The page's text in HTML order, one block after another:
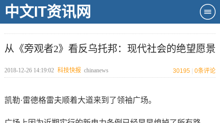
中文IT资讯网
从《旁观者2》看反乌托邦：现代社会的绝望愿景
2018-12-26 14:19:02 科技快报 chinanews 30195 0条评论
凯勒·雷德格雷夫顺着大道来到了领袖广场。